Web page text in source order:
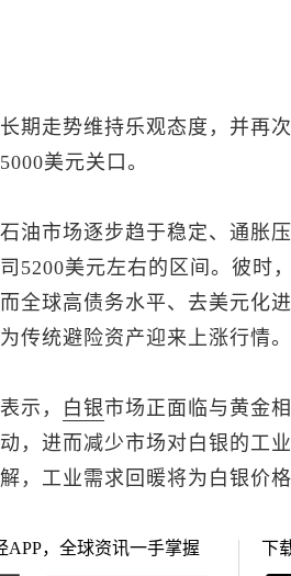
期走势维持乐观态度，并再
美元关口。
油市场逐步趋于稳定、通胀
5200美元左右的区间。彼时
全球高债务水平、去美元化
传统避险资产迎来上涨行情。
示， 白银市场正面临与黄金
，进而减少市场对白银的工
，工业需求回暖将为白银价
APP，全球资讯一手掌握 下